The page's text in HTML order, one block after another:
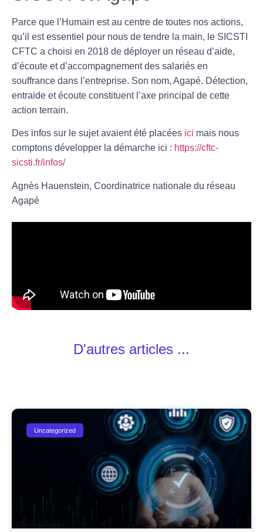
Parce que l’Humain est au centre de toutes nos actions,
qu’il est essentiel pour nous de tendre la main, le SICSTI
CFTC a choisi en 2018 de déployer un réseau d’aide,
d’écoute et d’accompagnement des salariés en
souffrance dans l’entreprise. Son nom, Agapé. Détection,
entraide et écoute constituent l’axe principal de cette
action terrain.
Des infos sur le sujet avaient été placées ici mais nous
comptons développer la démarche ici : https://cftc-
sicsti.fr/infos/
Agnès Hauenstein, Coordinatrice nationale du réseau
Agapé
D'autres articles ...
Uncategorized